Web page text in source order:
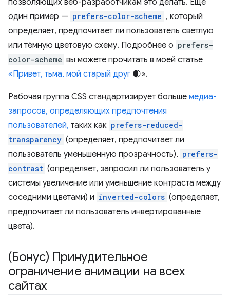
один пример — prefers-color-scheme , который
определяет, предпочитает ли пользователь светлую
или тёмную цветовую схему. Подробнее о prefers-
color-scheme вы можете прочитать в моей статье
«Привет, тьма, мой старый друг 🌒».
Рабочая группа CSS стандартизирует больше медиа-
запросов, определяющих предпочтения
пользователей, таких как prefers-reduced-
transparency (определяет, предпочитает ли
пользователь уменьшенную прозрачность), prefers-
contrast (определяет, запросил ли пользователь у
системы увеличение или уменьшение контраста между
соседними цветами) и inverted-colors (определяет,
предпочитает ли пользователь инвертированные
цвета).
(Бонус) Принудительное
ограничение анимации на всех
сайтах